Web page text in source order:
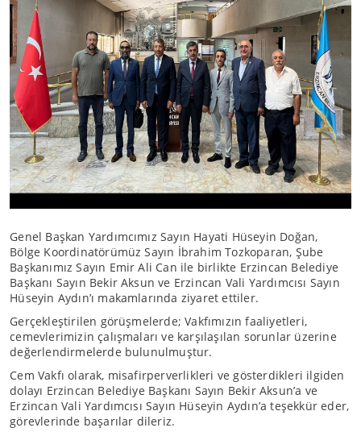
Genel Başkan Yardımcımız Sayın Hayati Hüseyin Doğan,
Bölge Koordinatörümüz Sayın İbrahim Tozkoparan, Şube
Başkanımız Sayın Emir Ali Can ile birlikte Erzincan Belediye
Başkanı Sayın Bekir Aksun ve Erzincan Vali Yardımcısı Sayın
Hüseyin Aydın’ı makamlarında ziyaret ettiler.
Gerçekleştirilen görüşmelerde; Vakfımızın faaliyetleri,
cemevlerimizin çalışmaları ve karşılaşılan sorunlar üzerine
değerlendirmelerde bulunulmuştur.
Cem Vakfı olarak, misafirperverlikleri ve gösterdikleri ilgiden
dolayı Erzincan Belediye Başkanı Sayın Bekir Aksun’a ve
Erzincan Vali Yardımcısı Sayın Hüseyin Aydın’a teşekkür eder,
görevlerinde başarılar dileriz.